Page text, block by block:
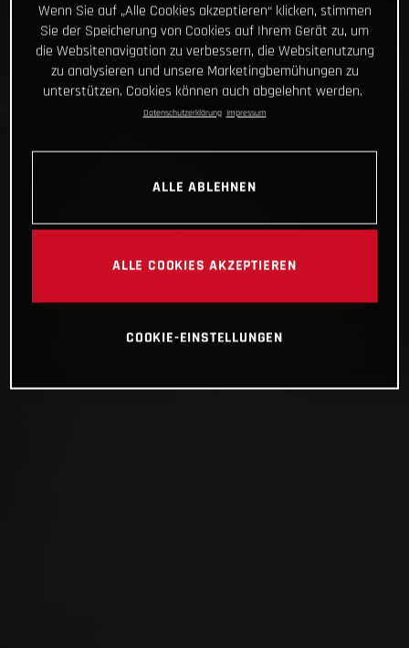
Wenn Sie auf „Alle Cookies akzeptieren“ klicken, stimmen
Sie der Speicherung von Cookies auf Ihrem Gerät zu, um
die Websitenavigation zu verbessern, die Websitenutzung
zu analysieren und unsere Marketingbemühungen zu
unterstützen. Cookies können auch abgelehnt werden.
Datenschutzerklärung Impressum
ALLE ABLEHNEN
ALLE COOKIES AKZEPTIEREN
COOKIE-EINSTELLUNGEN